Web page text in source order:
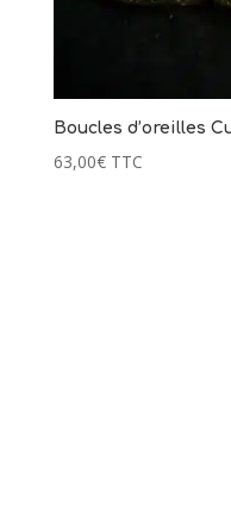
Boucles d’oreilles
63,00€ TTC